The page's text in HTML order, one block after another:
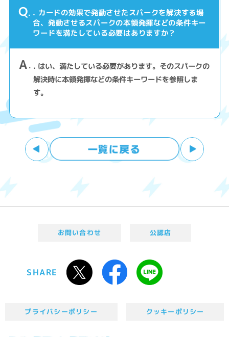
Q . カードの効果で発動させたスパークを解決する場
合、発動させるスパークの本領発揮などの条件キー
ワードを満たしている必要はありますか？
A . はい、満たしている必要があります。そのスパークの
解決時に本領発揮などの条件キーワードを参照しま
す。
お問い合わせ 公認店
SHARE
プライバシーポリシー クッキーポリシー